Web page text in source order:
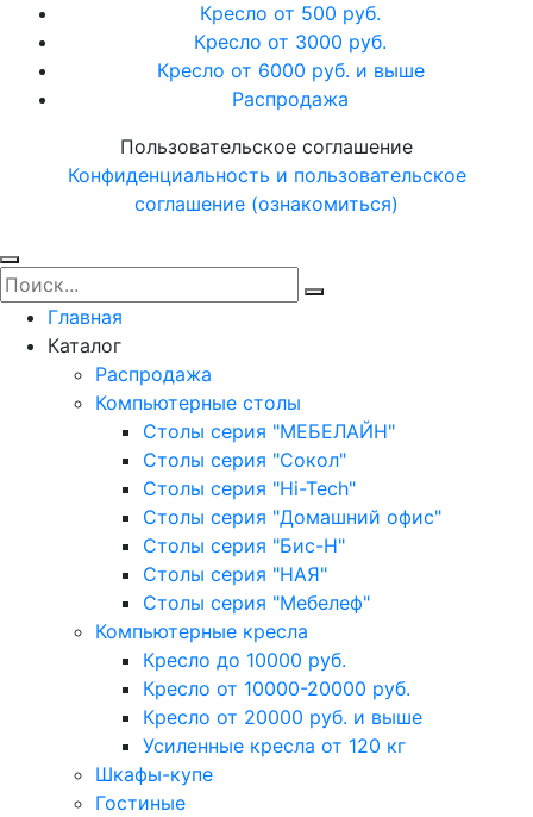
Кресло от 500 руб.
Кресло от 3000 руб.
Кресло от 6000 руб. и выше
Распродажа
Пользовательское соглашение
Конфиденциальность и пользовательское
соглашение (ознакомиться)
Главная
Каталог
Распродажа
Компьютерные столы
Столы серия "МЕБЕЛАЙН"
Столы серия "Сокол"
Столы серия "Hi-Tech"
Столы серия "Домашний офис"
Столы серия "Бис-Н"
Столы серия "НАЯ"
Столы серия "Мебелеф"
Компьютерные кресла
Кресло до 10000 руб.
Кресло от 10000-20000 руб.
Кресло от 20000 руб. и выше
Усиленные кресла от 120 кг
Шкафы-купе
Гостиные